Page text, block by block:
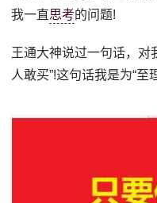
我一直思考的问题!
王通大神说过一句话，对
人敢买”!这句话我是为“至